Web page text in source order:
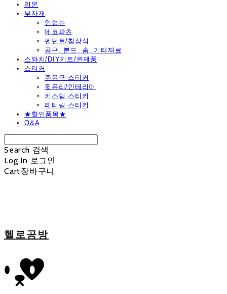
리본
부자재
인형눈
데코파츠
펜던트/참장식
공구, 본드, 솜, 기타재료
스와치/DIY키트/완제품
스티커
주유구 스티커
뒷유리/인테리어
커스텀 스티커
레터링 스티커
★할인품목★
Q&A
Search 검색
Log In 로그인
Cart장바구니
헬로공방